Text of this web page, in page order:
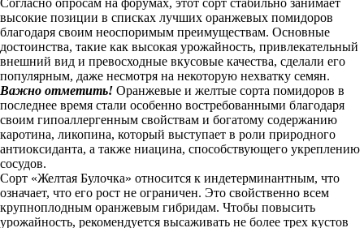
Согласно опросам на форумах, этот сорт стабильно занимает
высокие позиции в списках лучших оранжевых помидоров
благодаря своим неоспоримым преимуществам. Основные
достоинства, такие как высокая урожайность, привлекательный
внешний вид и превосходные вкусовые качества, сделали его
популярным, даже несмотря на некоторую нехватку семян.
Важно отметить! Оранжевые и желтые сорта помидоров в
последнее время стали особенно востребованными благодаря
своим гипоаллергенным свойствам и богатому содержанию
каротина, ликопина, который выступает в роли природного
антиоксиданта, а также ниацина, способствующего укреплению
сосудов.
Сорт «Желтая Булочка» относится к индетерминантным, что
означает, что его рост не ограничен. Это свойственно всем
крупноплодным оранжевым гибридам. Чтобы повысить
урожайность, рекомендуется высаживать не более трех кустов